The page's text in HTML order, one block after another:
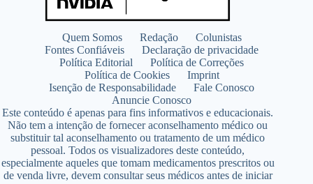
Quem Somos Redação
Colunistas
Fontes Confiáveis
Declaração de privacidade
Política Editorial
Política de Correções
Política de Cookies
Imprint
Isenção de Responsabilidade
Fale Conosco
Anuncie Conosco
Este conteúdo é apenas para fins informativos e educacionais.
Não tem a intenção de fornecer aconselhamento médico ou
substituir tal aconselhamento ou tratamento de um médico
pessoal. Todos os visualizadores deste conteúdo,
especialmente aqueles que tomam medicamentos prescritos ou
de venda livre, devem consultar seus médicos antes de iniciar